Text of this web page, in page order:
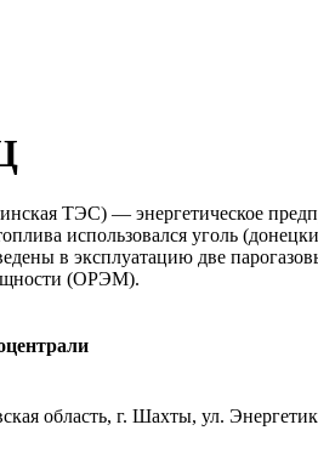
ТЭС) — энергетическое
использовался уголь
в эксплуатацию две
(ОРЭМ).
область, г. Шахты, ул.